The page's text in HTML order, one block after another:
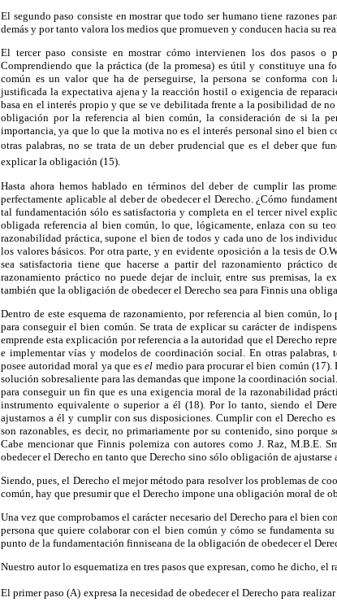
El segundo paso consiste en mostrar que todo ser humano tiene razones
demás y por tanto valora los medios que promueven y conducen hacia su
El tercer paso consiste en mostrar cómo intervienen los dos pasos o
Comprendiendo que la práctica (de la promesa) es útil y constituye una
común es un valor que ha de perseguirse, la persona se conforma con
justificada la expectativa ajena y la reacción hostil o exigencia de
basa en el interés propio y que se ve debilitada frente a la posibilidad de
obligación por la referencia al bien común, la consideración de si la
importancia, ya que lo que la motiva no es el interés personal sino el bien
otras palabras, no se trata de un deber prudencial que es el deber que
explicar la obligación (15).
Hasta ahora hemos hablado en términos del deber de cumplir las
perfectamente aplicable al deber de obedecer el Derecho. ¿Cómo
tal fundamentación sólo es satisfactoria y completa en el tercer nivel
obligada referencia al bien común, lo que, lógicamente, enlaza con su
razonabilidad práctica, supone el bien de todos y cada uno de los
los valores básicos. Por otra parte, y en evidente oposición a la tesis de
sea satisfactoria tiene que hacerse a partir del razonamiento
razonamiento práctico no puede dejar de incluir, entre sus premisas, la
también que la obligación de obedecer el Derecho sea para Finnis una
Dentro de este esquema de razonamiento, por referencia al bien común,
para conseguir el bien común. Se trata de explicar su carácter de
emprende esta explicación por referencia a la autoridad que el Derecho
e implementar vías y modelos de coordinación social. En otras palabras,
posee autoridad moral ya que esel medio para procurar el bien común (17).
solución sobresaliente para las demandas que impone la coordinación
para conseguir un fin que es una exigencia moral de la razonabilidad
instrumento equivalente o superior a él (18). Por lo tanto, siendo el
ajustarnos a él y cumplir con sus disposiciones. Cumplir con el Derecho
son razonables, es decir, no primariamente por su contenido, sino porque
Cabe mencionar que Finnis polemiza con autores como J. Raz, M.B.E.
obedecer el Derecho en tanto que Derecho sino sólo obligación de
Siendo, pues, el Derecho el mejor método para resolver los problemas de
común, hay que presumir que el Derecho impone una obligación moral de
Una vez que comprobamos el carácter necesario del Derecho para el bien
persona que quiere colaborar con el bien común y cómo se fundamenta
punto de la fundamentación finniseana de la obligación de obedecer el
Nuestro autor lo esquematiza en tres pasos que expresan, como he dicho,
El primer paso (A) expresa la necesidad de obedecer el Derecho para